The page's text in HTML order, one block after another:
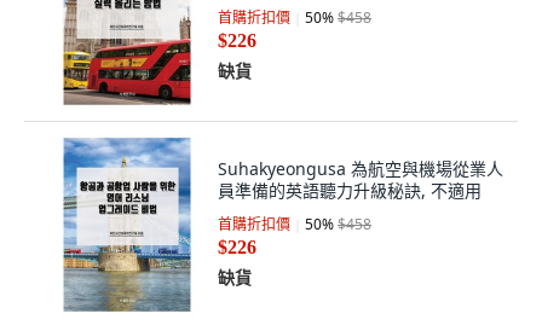
首購折扣價 50%$458
$226
缺貨
Suhakyeongusa 為航空與機場從業人
員準備的英語聽力升級秘訣, 不適用
首購折扣價 50%$458
$226
缺貨